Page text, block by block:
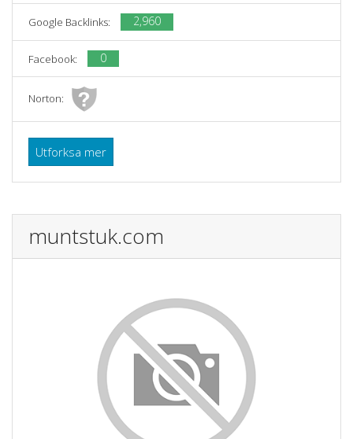
Google Backlinks: 2,960
Facebook: 0
Norton:
Utforksa mer
muntstuk.com